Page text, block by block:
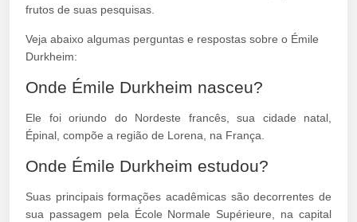
frutos de suas pesquisas.
Veja abaixo algumas perguntas e respostas sobre o Émile
Durkheim:
Onde Émile Durkheim nasceu?
Ele foi oriundo do Nordeste francês, sua cidade natal,
Épinal, compõe a região de Lorena, na França.
Onde Émile Durkheim estudou?
Suas principais formações acadêmicas são decorrentes de
sua passagem pela École Normale Supérieure, na capital